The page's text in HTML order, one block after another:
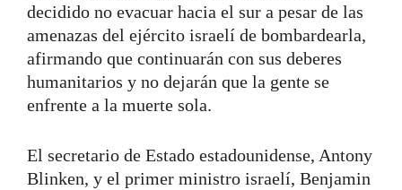
decidido no evacuar hacia el sur a pesar de las
amenazas del ejército israelí de bombardearla,
afirmando que continuarán con sus deberes
humanitarios y no dejarán que la gente se
enfrente a la muerte sola.
El secretario de Estado estadounidense, Antony
Blinken, y el primer ministro israelí, Benjamin